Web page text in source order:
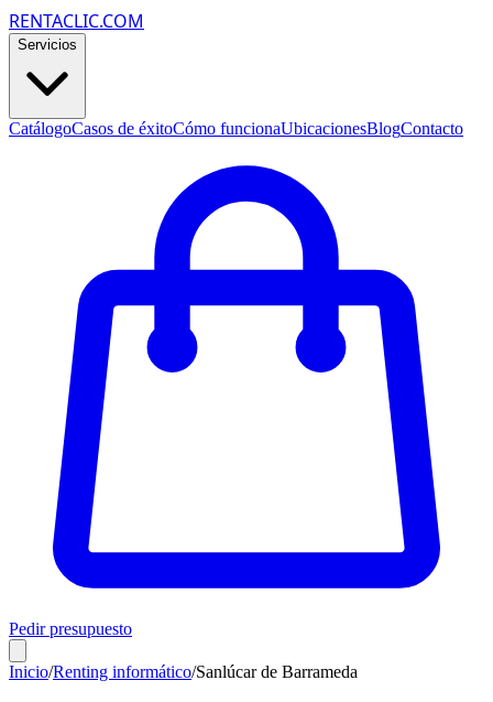
RENTACLIC.COM
Servicios
CatálogoCasos de éxitoCómo funcionaUbicacionesBlogContacto
Pedir presupuesto
Inicio/Renting informático/Sanlúcar de Barrameda